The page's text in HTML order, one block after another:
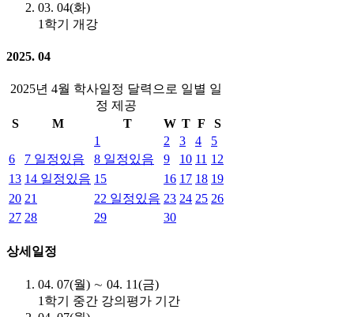
03. 04(화)
1학기 개강
2025. 04
2025년 4월 학사일정 달력으로 일별 일
정 제공
S
M T W T F
S
1
2 3 4
5
6
7 일정있음 8 일정있음 9 10 11 12
13 14 일정있음 15 16 17 18 19
20 21 22 일정있음 23 24 25 26
27 28 29 30
상세일정
04. 07(월) ∼ 04. 11(금)
1학기 중간 강의평가 기간